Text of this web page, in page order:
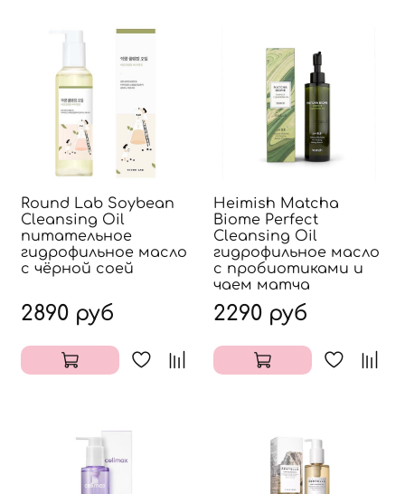
Round Lab Soybean
Cleansing Oil
питательное
гидрофильное масло
с чёрной соей
2890 руб
Heimish Matcha
Biome Perfect
Cleansing Oil
гидрофильное масло
с пробиотиками и
чаем матча
2290 руб